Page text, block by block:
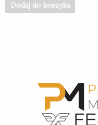
Dodaj do koszyka